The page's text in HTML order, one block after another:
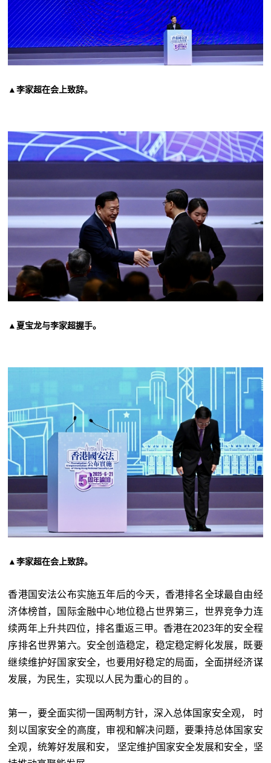
▲李家超在会上致辞。
▲夏宝龙与李家超握手。
▲李家超在会上致辞。
香港国安法公布实施五年后的今天，香港排名全球最自由经
济体榜首，国际金融中心地位稳占世界第三，世界竞争力连
续两年上升共四位，排名重返三甲。香港在2023年的安全程
序排名世界第六。安全创造稳定，稳定稳定孵化发展，既要
继续维护好国家安全，也要用好稳定的局面，全面拼经济谋
发展，为民生，实现以人民为重心的目的 。
第一，要全面实彻一国两制方针，深入总体国家安全观， 时
刻以国家安全的高度，审视和解决问题，要秉持总体国家安
全观，统筹好发展和安， 坚定维护国家安全发展和安全，坚